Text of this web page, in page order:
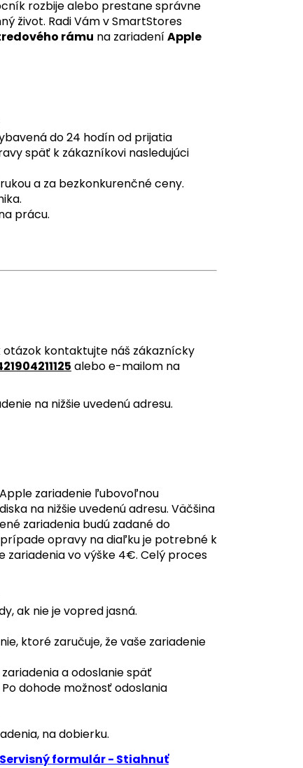
rozbije alebo prestane správne
život. Radi Vám v SmartStores
rámu na zariadeníApple
do 24 hodín od prijatia
späť k zákazníkovi nasledujúci
a za bezkonkurenčné ceny.
prácu.
kontaktujte náš zákaznícky
alebo e-mailom na
na nižšie uvedenú adresu.
zariadenie ľubovoľnou
na nižšie uvedenú adresu. Väčšina
zariadenia budú zadané do
opravy na diaľku je potrebné k
vo výške 4€. Celý proces
ak nie je vopred jasná.
ktoré zaručuje, že vaše zariadenie
a odoslanie späť
dohode možnosť odoslania
na dobierku.
Servisný formulár - Stiahnuť